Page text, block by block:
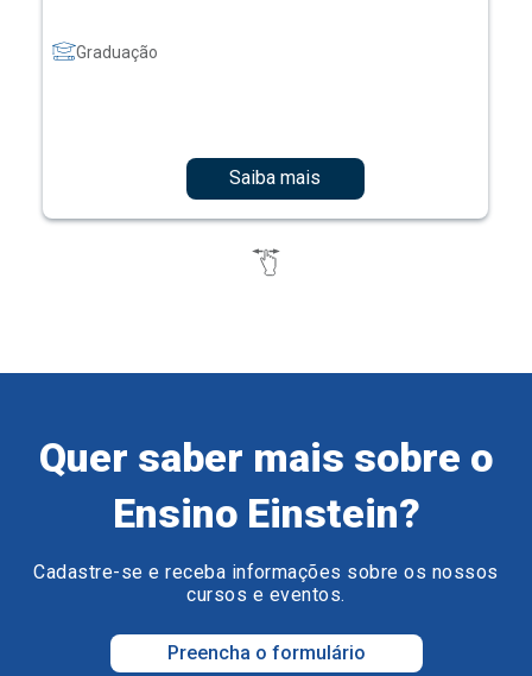
Graduação
Saiba mais
Quer saber mais sobre o
Ensino Einstein?
Cadastre-se e receba informações sobre os nossos
cursos e eventos.
Preencha o formulário